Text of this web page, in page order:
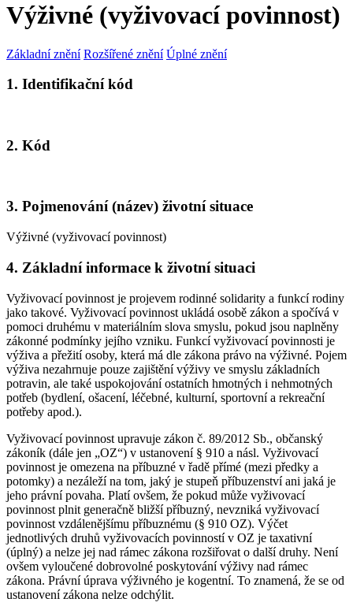
Výživné (vyživovací povinnost)
Základní znění Rozšířené znění Úplné znění
1. Identifikační kód
2. Kód
3. Pojmenování (název) životní situace
Výživné (vyživovací povinnost)
4. Základní informace k životní situaci
Vyživovací povinnost je projevem rodinné solidarity a funkcí rodiny
jako takové. Vyživovací povinnost ukládá osobě zákon a spočívá v
pomoci druhému v materiálním slova smyslu, pokud jsou naplněny
zákonné podmínky jejího vzniku. Funkcí vyživovací povinnosti je
výživa a přežití osoby, která má dle zákona právo na výživné. Pojem
výživa nezahrnuje pouze zajištění výživy ve smyslu základních
potravin, ale také uspokojování ostatních hmotných i nehmotných
potřeb (bydlení, ošacení, léčebné, kulturní, sportovní a rekreační
potřeby apod.).
Vyživovací povinnost upravuje zákon č. 89/2012 Sb., občanský
zákoník (dále jen „OZ“) v ustanovení § 910 a násl. Vyživovací
povinnost je omezena na příbuzné v řadě přímé (mezi předky a
potomky) a nezáleží na tom, jaký je stupeň příbuzenství ani jaká je
jeho právní povaha. Platí ovšem, že pokud může vyživovací
povinnost plnit generačně bližší příbuzný, nevzniká vyživovací
povinnost vzdálenějšímu příbuznému (§ 910 OZ). Výčet
jednotlivých druhů vyživovacích povinností v OZ je taxativní
(úplný) a nelze jej nad rámec zákona rozšiřovat o další druhy. Není
ovšem vyloučené dobrovolné poskytování výživy nad rámec
zákona. Právní úprava výživného je kogentní. To znamená, že se od
ustanovení zákona nelze odchýlit.